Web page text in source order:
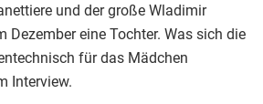
und der große Wladimir
Dezember eine Tochter. Was sich die
für das Mädchen
Interview.